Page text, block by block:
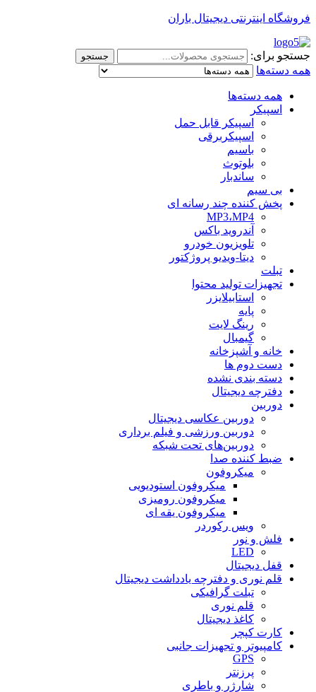
فروشگاه اینترنتی دیجیتال باران
جستجو برای: جستجو
همه دسته‌ها
همه دسته‌ها
اسپیکر
اسپیکر قابل حمل
اسپیکربرقی
باسیم
بلوتوث
ساندبار
بی سیم
پخش کننده چند رسانه ای
MP3،MP4
آندروید باکس
تلویزیون خودرو
دیتا-ویدیو پروژکتور
تبلت
تجهیزات تولید محتوا
استابیلایزر
پایه
رینگ لایت
گیمبال
خانه و آشپزخانه
دست دوم ها
دسته بندی نشده
دفترچه دیجیتال
دوربین
دوربین عکاسی دیجیتال
دوربین‌ ورزشی و فیلم برداری
دوربین‌های تحت شبکه
ضبط کننده صدا
میکروفون
میکروفون استودیویی
میکروفون رومیزی
میکروفون یقه ای
ویس رکوردر
فلش و نور
LED
قفل دیجیتال
قلم نوری و دفترچه یادداشت دیجیتال
تبلت گرافیکی
قلم نوری
کاغذ دیجیتال
کارت کپچر
کامپیوتر و تجهیزات جانبی
GPS
پرزنتر
شارژر و باطری